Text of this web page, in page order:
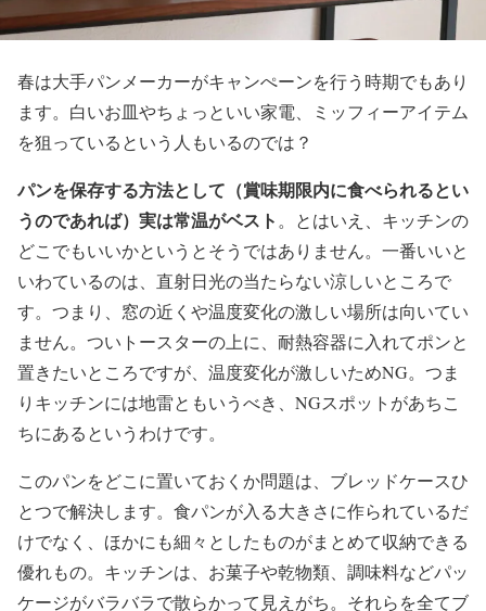
春は大手パンメーカーがキャンぺーンを行う時期でもあり
ます。白いお皿やちょっといい家電、ミッフィーアイテム
を狙っているという人もいるのでは？
パンを保存する方法として（賞味期限内に食べられるとい
うのであれば）実は常温がベスト。とはいえ、キッチンの
どこでもいいかというとそうではありません。一番いいと
いわているのは、直射日光の当たらない涼しいところで
す。つまり、窓の近くや温度変化の激しい場所は向いてい
ません。ついトースターの上に、耐熱容器に入れてポンと
置きたいところですが、温度変化が激しいためNG。つま
りキッチンには地雷ともいうべき、NGスポットがあちこ
ちにあるというわけです。
このパンをどこに置いておくか問題は、ブレッドケースひ
とつで解決します。食パンが入る大きさに作られているだ
けでなく、ほかにも細々としたものがまとめて収納できる
優れもの。キッチンは、お菓子や乾物類、調味料などパッ
ケージがバラバラで散らかって見えがち。それらを全てブ